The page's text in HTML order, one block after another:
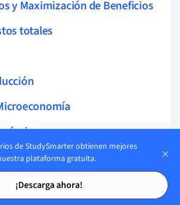
Tarjetas de estudio
Tarjetas de estudio
y Maximización de Beneficios
totales
de la oferta
de StudySmarter obtienen mejores
plataforma gratuita.
¡Descarga ahora!